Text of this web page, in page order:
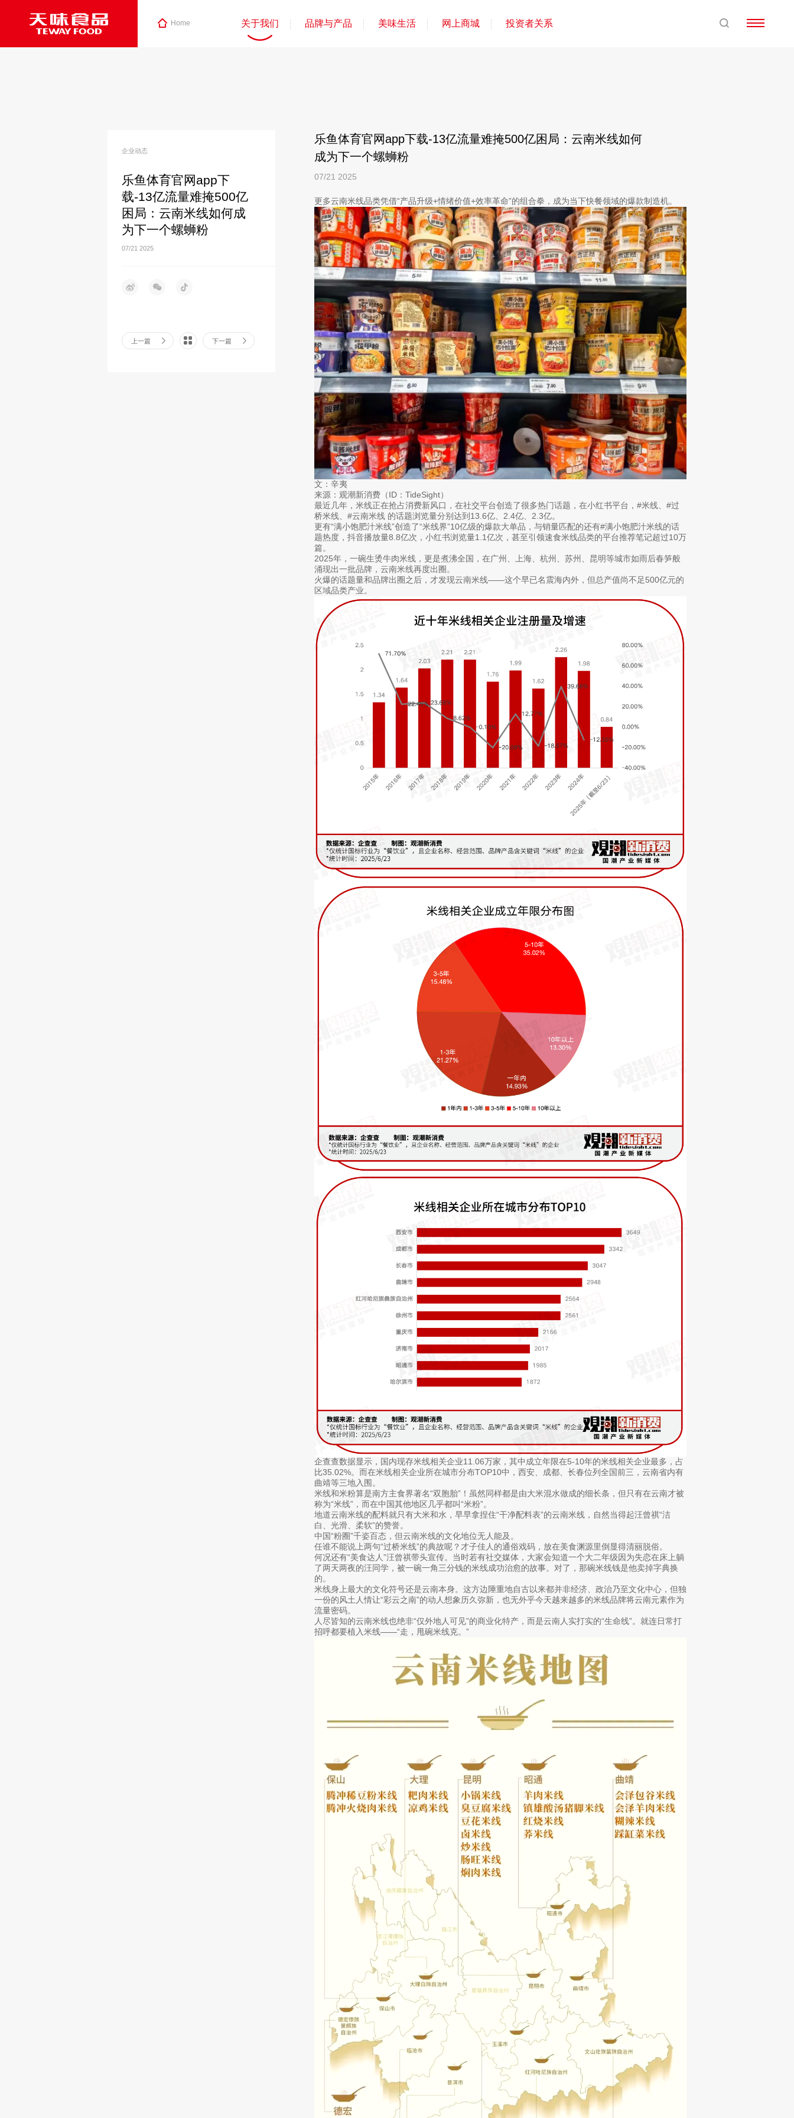
Home 关于我们 品牌与产品 美味生活 网上商城 投资者关系
企业动态
乐鱼体育官网app下
载-13亿流量难掩500亿
困局：云南米线如何成
为下一个螺蛳粉
07/21 2025
上一篇 下一篇
乐鱼体育官网app下载-13亿流量难掩500亿困局：云南米线如何
成为下一个螺蛳粉
07/21 2025
更多云南米线品类凭借“产品升级+情绪价值+效率革命”的组合拳，成为当下快餐领域的爆款制造机。
文：辛夷
来源：观潮新消费（ID：TideSight）
最近几年，米线正在抢占消费新风口，在社交平台创造了很多热门话题，在小红书平台，#米线、#过
桥米线、#云南米线 的话题浏览量分别达到13.6亿、2.4亿、2.3亿。
更有“满小饱肥汁米线”创造了“米线界”10亿级的爆款大单品，与销量匹配的还有#满小饱肥汁米线的话
题热度，抖音播放量8.8亿次，小红书浏览量1.1亿次，甚至引领速食米线品类的平台推荐笔记超过10万
篇。
2025年，一碗生烫牛肉米线，更是煮沸全国，在广州、上海、杭州、苏州、昆明等城市如雨后春笋般
涌现出一批品牌，云南米线再度出圈。
火爆的话题量和品牌出圈之后，才发现云南米线——这个早已名震海内外，但总产值尚不足500亿元的
区域品类产业。
企查查数据显示，国内现存米线相关企业11.06万家，其中成立年限在5-10年的米线相关企业最多，占
比35.02%。而在米线相关企业所在城市分布TOP10中，西安、成都、长春位列全国前三，云南省内有
曲靖等三地入围。
米线和米粉算是南方主食界著名“双胞胎”！虽然同样都是由大米混水做成的细长条，但只有在云南才被
称为“米线”，而在中国其他地区几乎都叫“米粉”。
地道云南米线的配料就只有大米和水，早早拿捏住“干净配料表”的云南米线，自然当得起汪曾祺“洁
白、光滑、柔软”的赞誉。
中国“粉圈”千姿百态，但云南米线的文化地位无人能及。
任谁不能说上两句“过桥米线”的典故呢？才子佳人的通俗戏码，放在美食渊源里倒显得清丽脱俗。
何况还有“美食达人”汪曾祺带头宣传。当时若有社交媒体，大家会知道一个大二年级因为失恋在床上躺
了两天两夜的汪同学，被一碗一角三分钱的米线成功治愈的故事。对了，那碗米线钱是他卖掉字典换
的。
米线身上最大的文化符号还是云南本身。这方边陲重地自古以来都并非经济、政治乃至文化中心，但独
一份的风土人情让“彩云之南”的动人想象历久弥新，也无外乎今天越来越多的米线品牌将云南元素作为
流量密码。
人尽皆知的云南米线也绝非“仅外地人可见”的商业化特产，而是云南人实打实的“生命线”。就连日常打
招呼都要植入米线——“走，甩碗米线克。”